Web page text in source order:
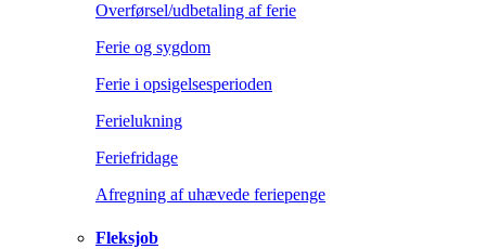
Overførsel/udbetaling af ferie
Ferie og sygdom
Ferie i opsigelsesperioden
Ferielukning
Feriefridage
Afregning af uhævede feriepenge
Fleksjob